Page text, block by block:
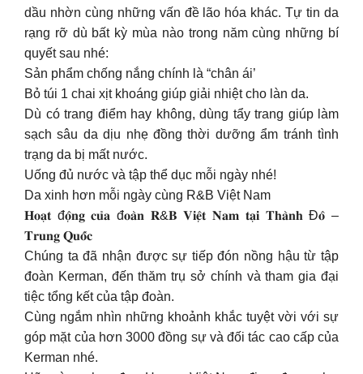
dầu nhờn cùng những vấn đề lão hóa khác. Tự tin da
rạng rỡ dù bất kỳ mùa nào trong năm cùng những bí
quyết sau nhé:
Sản phẩm chống nắng chính là “chân ái’
Bỏ túi 1 chai xịt khoáng giúp giải nhiệt cho làn da.
Dù có trang điểm hay không, dùng tẩy trang giúp làm
sạch sâu da dịu nhẹ đồng thời dưỡng ẩm tránh tình
trạng da bị mất nước.
Uống đủ nước và tập thể dục mỗi ngày nhé!
Da xinh hơn mỗi ngày cùng R&B Việt Nam
𝐇𝐨𝐚̣𝐭 đ𝐨̣̂𝐧𝐠 𝐜𝐮̉𝐚 đ𝐨𝐚̀𝐧 𝐑&𝐁 𝐕𝐢𝐞̣̂𝐭 𝐍𝐚𝐦 𝐭𝐚̣𝐢 𝐓𝐡𝐚̀𝐧𝐡 Đ𝐨̂ –
𝐓𝐫𝐮𝐧𝐠 𝐐𝐮𝐨̂́𝐜
Chúng ta đã nhận được sự tiếp đón nồng hậu từ tập
đoàn Kerman, đến thăm trụ sở chính và tham gia đại
tiệc tổng kết của tập đoàn.
Cùng ngắm nhìn những khoảnh khắc tuyệt vời với sự
góp mặt của hơn 3000 đồng sự và đối tác cao cấp của
Kerman nhé.